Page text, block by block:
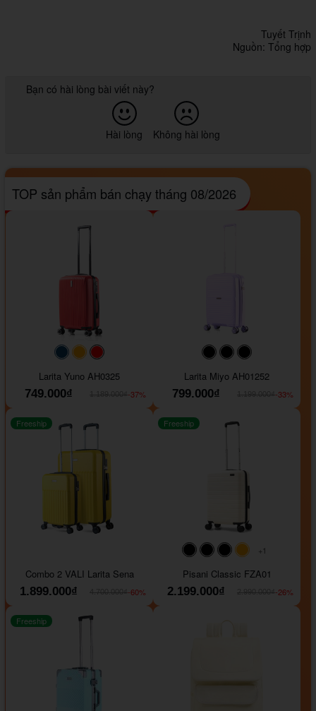
Tuyết Trịnh
Nguồn: Tổng hợp
Bạn có hài lòng bài viết này?
Hài lòng Không hài lòng
TOP sản phẩm bán chạy tháng 08/2026
#093f69#ffa500
Larita Yuno AH0325
749.000₫
-37%
#000000#000000
Larita Miyo AH01252
799.000₫
-33%
Freeship
Combo 2 VALI Larita Sena
1.899.000₫
-60%
#000000#000000#000000
+1
Freeship
Pisani Classic FZA01
2.199.000₫
-26%
Freeship